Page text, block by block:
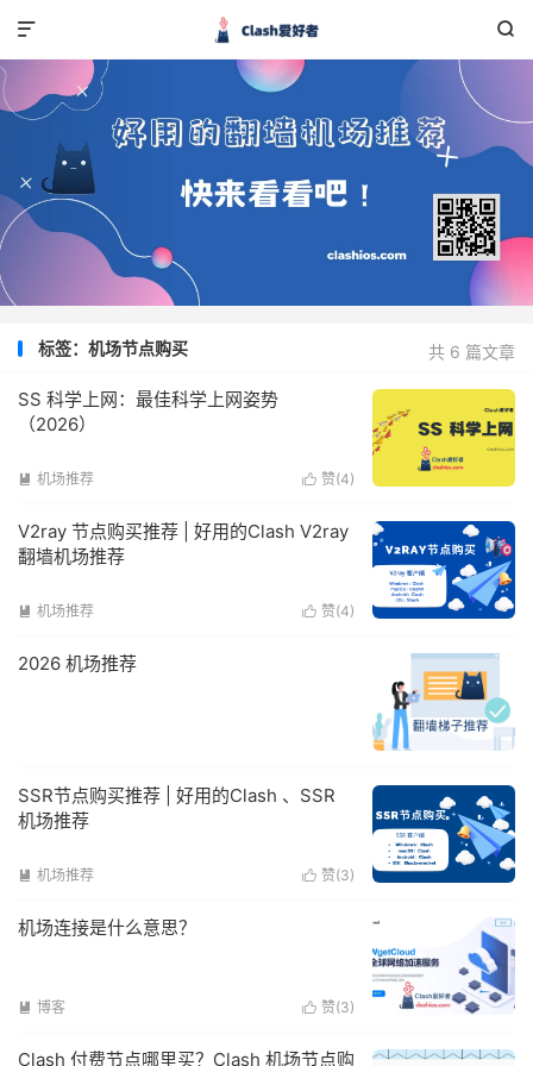


共 6 篇文章
标签：机场节点购买
SS 科学上网：最佳科学上网姿势
（2026）
 赞(4)
 机场推荐
V2ray 节点购买推荐 | 好用的Clash V2ray
翻墙机场推荐
 赞(4)
 机场推荐
2026 机场推荐
SSR节点购买推荐 | 好用的Clash 、SSR
机场推荐
 赞(3)
 机场推荐
机场连接是什么意思？
 赞(3)
 博客
Clash 付费节点哪里买？Clash 机场节点购